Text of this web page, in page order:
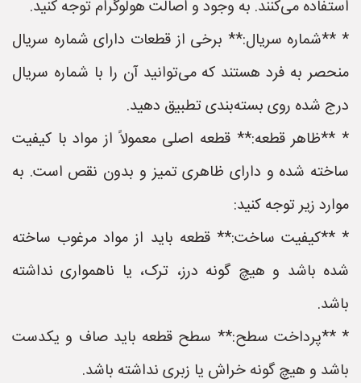
استفاده می‌کنند. به وجود و اصالت هولوگرام توجه کنید.
* **شماره سریال:** برخی از قطعات دارای شماره سریال
منحصر به فرد هستند که می‌توانید آن را با شماره سریال
درج شده روی بسته‌بندی تطبیق دهید.
* **ظاهر قطعه:** قطعه اصلی معمولاً از مواد با کیفیت
ساخته شده و دارای ظاهری تمیز و بدون نقص است. به
موارد زیر توجه کنید:
* **کیفیت ساخت:** قطعه باید از مواد مرغوب ساخته
شده باشد و هیچ گونه درز، ترک، یا ناهمواری نداشته
باشد.
* **پرداخت سطح:** سطح قطعه باید صاف و یکدست
باشد و هیچ گونه خراش یا زبری نداشته باشد.